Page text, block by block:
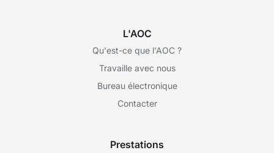
L'AOC
Qu'est-ce que l'AOC ?
Travaille avec nous
Bureau électronique
Contacter
Prestations